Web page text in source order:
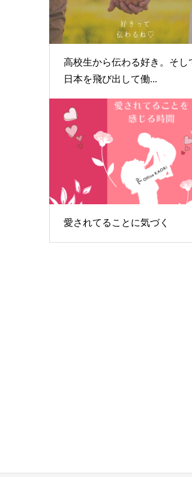
高校生から伝わる好き。そし
日本を飛び出して働...
愛されてることに気づく